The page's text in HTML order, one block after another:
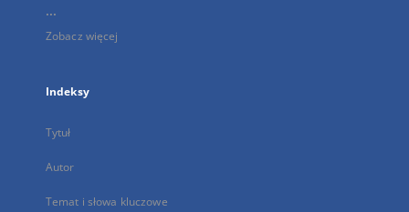
...
Zobacz więcej
Indeksy
Tytuł
Autor
Temat i słowa kluczowe